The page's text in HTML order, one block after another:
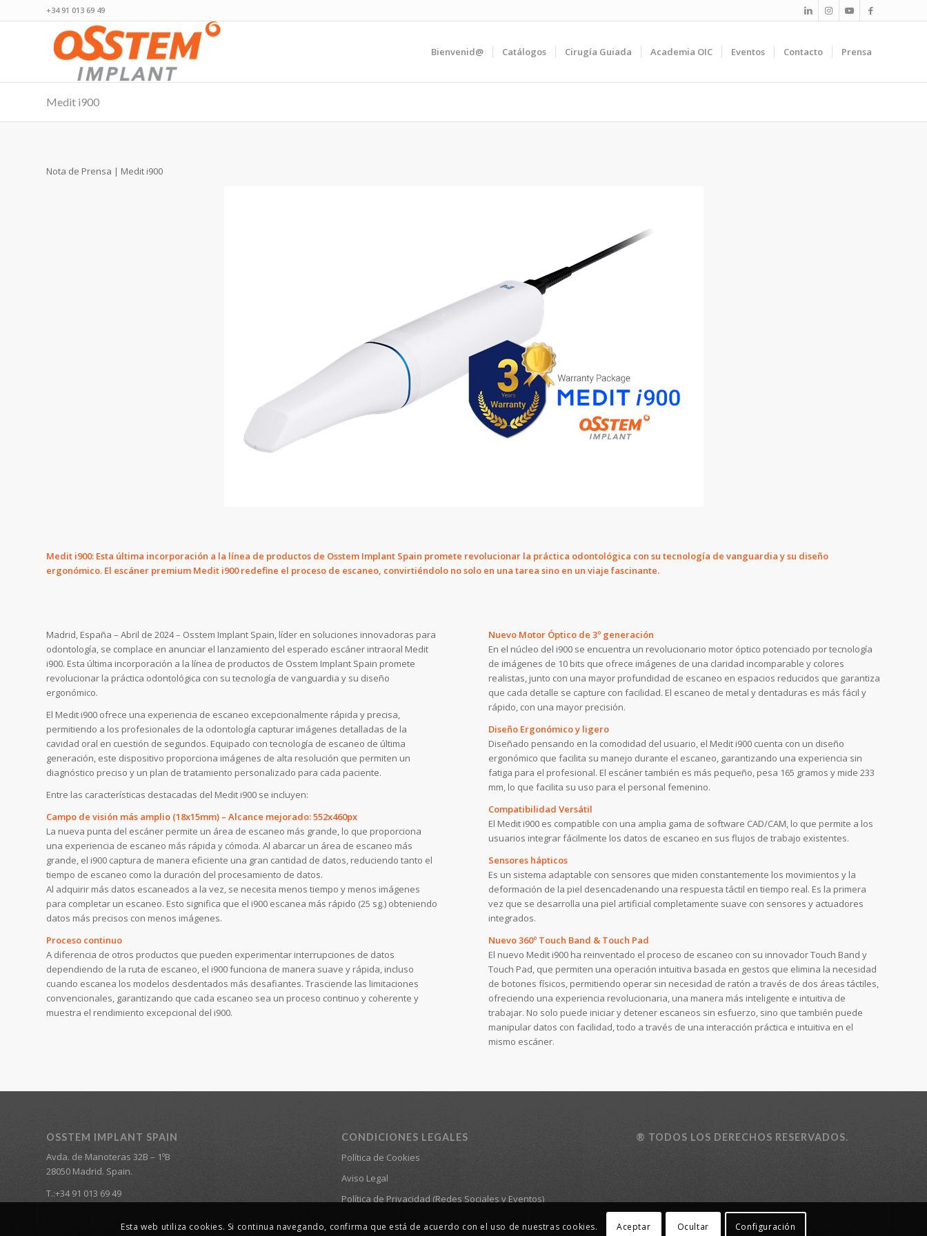
+34 91 013 69 49
Bienvenid@ Catálogos Cirugía Guiada Academia OIC Eventos Contacto Prensa
Medit i900
Nota de Prensa | Medit i900
Medit i900: Esta última incorporación a la línea de productos de Osstem Implant Spain promete revolucionar la práctica odontológica con su tecnología de vanguardia y su diseño
ergonómico. El escáner premium Medit i900 redefine el proceso de escaneo, convirtiéndolo no solo en una tarea sino en un viaje fascinante.
Madrid, España – Abril de 2024 – Osstem Implant Spain, líder en soluciones innovadoras para
odontología, se complace en anunciar el lanzamiento del esperado escáner intraoral Medit
i900. Esta última incorporación a la línea de productos de Osstem Implant Spain promete
revolucionar la práctica odontológica con su tecnología de vanguardia y su diseño
ergonómico.
El Medit i900 ofrece una experiencia de escaneo excepcionalmente rápida y precisa,
permitiendo a los profesionales de la odontología capturar imágenes detalladas de la
cavidad oral en cuestión de segundos. Equipado con tecnología de escaneo de última
generación, este dispositivo proporciona imágenes de alta resolución que permiten un
diagnóstico preciso y un plan de tratamiento personalizado para cada paciente.
Entre las características destacadas del Medit i900 se incluyen:
Campo de visión más amplio (18x15mm) – Alcance mejorado: 552x460px
La nueva punta del escáner permite un área de escaneo más grande, lo que proporciona
una experiencia de escaneo más rápida y cómoda. Al abarcar un área de escaneo más
grande, el i900 captura de manera eficiente una gran cantidad de datos, reduciendo tanto el
tiempo de escaneo como la duración del procesamiento de datos.
Al adquirir más datos escaneados a la vez, se necesita menos tiempo y menos imágenes
para completar un escaneo. Esto significa que el i900 escanea más rápido (25 sg.) obteniendo
datos más precisos con menos imágenes.
Proceso continuo
A diferencia de otros productos que pueden experimentar interrupciones de datos
dependiendo de la ruta de escaneo, el i900 funciona de manera suave y rápida, incluso
cuando escanea los modelos desdentados más desafiantes. Trasciende las limitaciones
convencionales, garantizando que cada escaneo sea un proceso continuo y coherente y
muestra el rendimiento excepcional del i900.
Nuevo Motor Óptico de 3º generación
En el núcleo del i900 se encuentra un revolucionario motor óptico potenciado por tecnología
de imágenes de 10 bits que ofrece imágenes de una claridad incomparable y colores
realistas, junto con una mayor profundidad de escaneo en espacios reducidos que garantiza
que cada detalle se capture con facilidad. El escaneo de metal y dentaduras es más fácil y
rápido, con una mayor precisión.
Diseño Ergonómico y ligero
Diseñado pensando en la comodidad del usuario, el Medit i900 cuenta con un diseño
ergonómico que facilita su manejo durante el escaneo, garantizando una experiencia sin
fatiga para el profesional. El escáner también es más pequeño, pesa 165 gramos y mide 233
mm, lo que facilita su uso para el personal femenino.
Compatibilidad Versátil
El Medit i900 es compatible con una amplia gama de software CAD/CAM, lo que permite a los
usuarios integrar fácilmente los datos de escaneo en sus flujos de trabajo existentes.
Sensores hápticos
Es un sistema adaptable con sensores que miden constantemente los movimientos y la
deformación de la piel desencadenando una respuesta táctil en tiempo real. Es la primera
vez que se desarrolla una piel artificial completamente suave con sensores y actuadores
integrados.
Nuevo 360º Touch Band & Touch Pad
El nuevo Medit i900 ha reinventado el proceso de escaneo con su innovador Touch Band y
Touch Pad, que permiten una operación intuitiva basada en gestos que elimina la necesidad
de botones físicos, permitiendo operar sin necesidad de ratón a través de dos áreas táctiles,
ofreciendo una experiencia revolucionaria, una manera más inteligente e intuitiva de
trabajar. No solo puede iniciar y detener escaneos sin esfuerzo, sino que también puede
manipular datos con facilidad, todo a través de una interacción práctica e intuitiva en el
mismo escáner.
OSSTEM IMPLANT SPAIN
Avda. de Manoteras 32B – 1ºB
28050 Madrid. Spain.
T.:+34 91 013 69 49
CONDICIONES LEGALES
Política de Cookies
Aviso Legal
Política de Privacidad (Redes Sociales y Eventos)
® TODOS LOS DERECHOS RESERVADOS.
Esta web utiliza cookies. Si continua navegando, confirma que está de acuerdo con el uso de nuestras cookies. Aceptar Ocultar Configuración